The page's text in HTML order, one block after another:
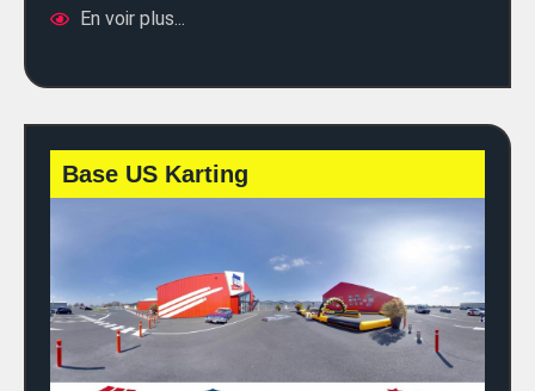
En voir plus...
Base US Karting